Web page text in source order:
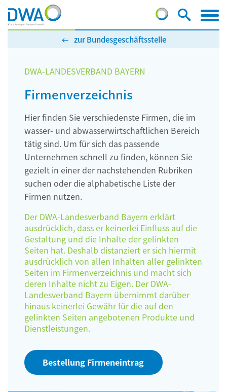
zur Bundesgeschäftsstelle
DWA-LANDESVERBAND BAYERN
Firmenverzeichnis
Hier finden Sie verschiedenste Firmen, die im
wasser- und abwasserwirtschaftlichen Bereich
tätig sind. Um für sich das passende
Unternehmen schnell zu finden, können Sie
gezielt in einer der nachstehenden Rubriken
suchen oder die alphabetische Liste der
Firmen nutzen.
Der DWA-Landesverband Bayern erklärt
ausdrücklich, dass er keinerlei Einfluss auf die
Gestaltung und die Inhalte der gelinkten
Seiten hat. Deshalb distanziert er sich hiermit
ausdrücklich von allen Inhalten aller gelinkten
Seiten im Firmenverzeichnis und macht sich
deren Inhalte nicht zu Eigen. Der DWA-
Landesverband Bayern übernimmt darüber
hinaus keinerlei Gewähr für die auf den
gelinkten Seiten angebotenen Produkte und
Dienstleistungen.
Bestellung Firmeneintrag